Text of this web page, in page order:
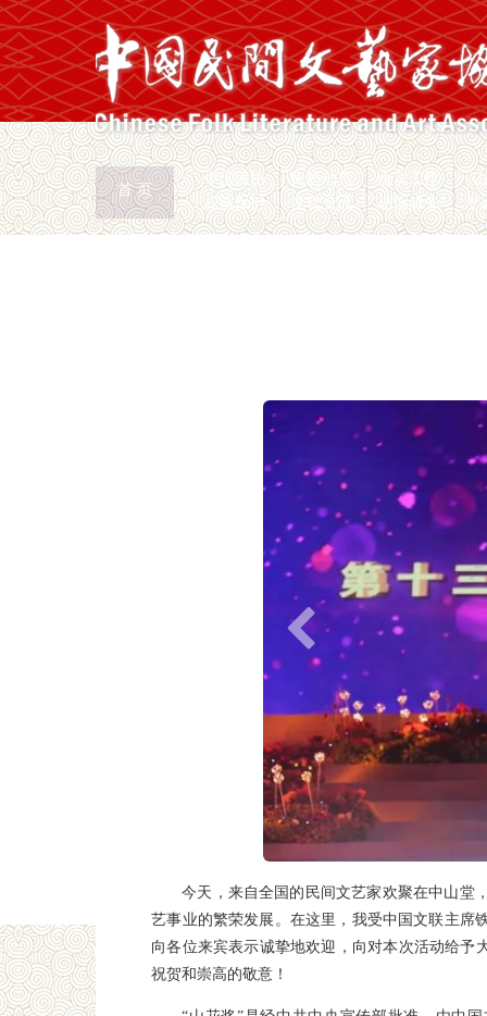
首 页
中国民协 民协动态 会员工作
权益保护
文化交流 志愿服务 专
首页 新闻页
今天，来自全国的民间文艺家欢聚在中山堂
艺事业的繁荣发展。在这里，我受中国文联主席
向各位来宾表示诚挚地欢迎，向对本次活动给予
祝贺和崇高的敬意！